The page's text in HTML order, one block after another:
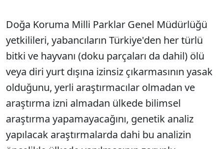
Doğa Koruma Milli Parklar Genel Müdürlüğü
yetkilileri, yabancıların Türkiye'den her türlü
bitki ve hayvanı (doku parçaları da dahil) ölü
veya diri yurt dışına izinsiz çıkarmasının yasak
olduğunu, yerli araştırmacılar olmadan ve
araştırma izni almadan ülkede bilimsel
araştırma yapamayacağını, genetik analiz
yapılacak araştırmalarda dahi bu analizin